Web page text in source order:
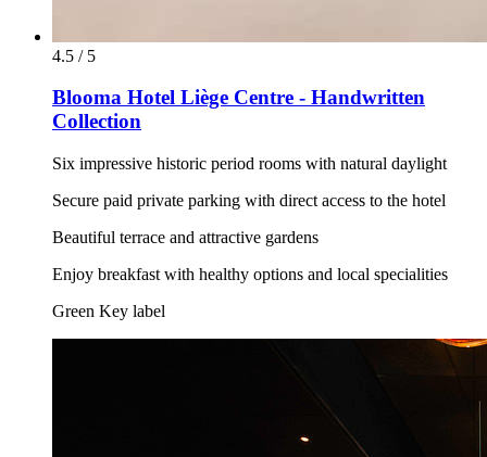
4.5 / 5
Blooma Hotel Liège Centre - Handwritten
Collection
Six impressive historic period rooms with natural daylight
Secure paid private parking with direct access to the hotel
Beautiful terrace and attractive gardens
Enjoy breakfast with healthy options and local specialities
Green Key label